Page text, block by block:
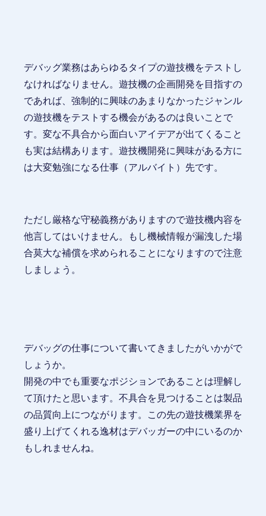
デバッグ業務はあらゆるタイプの遊技機をテストし
なければなりません。遊技機の企画開発を目指すの
であれば、強制的に興味のあまりなかったジャンル
の遊技機をテストする機会があるのは良いことで
す。変な不具合から面白いアイデアが出てくること
も実は結構あります。遊技機開発に興味がある方に
は大変勉強になる仕事（アルバイト）先です。
ただし厳格な守秘義務がありますので遊技機内容を
他言してはいけません。もし機械情報が漏洩した場
合莫大な補償を求められることになりますので注意
しましょう。
デバッグの仕事について書いてきましたがいかがで
しょうか。
開発の中でも重要なポジションであることは理解し
て頂けたと思います。不具合を見つけることは製品
の品質向上につながります。この先の遊技機業界を
盛り上げてくれる逸材はデバッガーの中にいるのか
もしれませんね。